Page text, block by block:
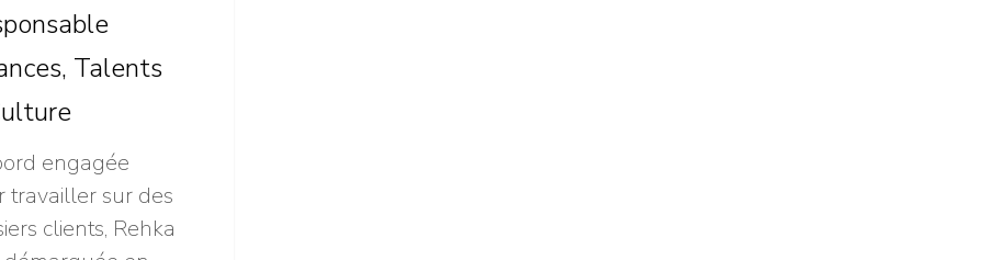
Talents
engagée
travailler sur des
clients, Rehka